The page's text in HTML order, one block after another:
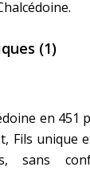
(1)
en 451
Fils unique
sans